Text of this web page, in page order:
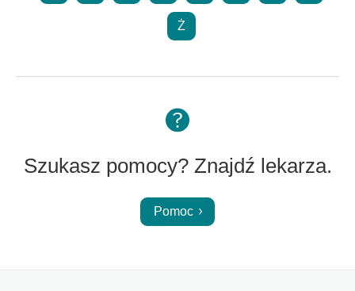
Ż
Szukasz pomocy? Znajdź lekarza.
Pomoc